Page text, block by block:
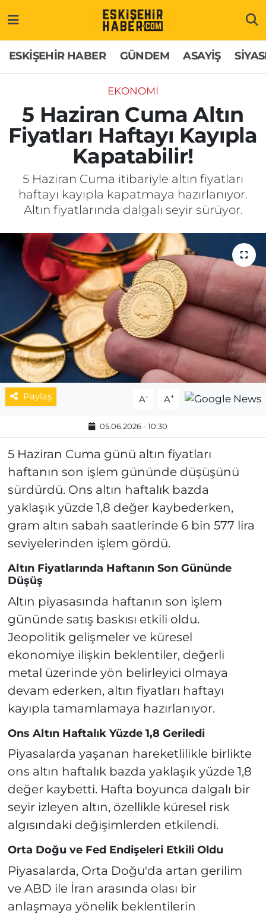
ESKİŞEHİR HABER GÜNDEM ASAYİŞ
EKONOMİ
5 Haziran Cuma Altın
Fiyatları Haftayı Kayıpla
Kapatabilir!
5 Haziran Cuma itibariyle altın fiyatları
haftayı kayıpla kapatmaya hazırlanıyor.
Altın fiyatlarında dalgalı seyir sürüyor.
Paylaş A- A+
05.06.2026 - 10:30
5 Haziran Cuma günü altın fiyatları
haftanın son işlem gününde düşüşünü
sürdürdü. Ons altın haftalık bazda
yaklaşık yüzde 1,8 değer kaybederken,
gram altın sabah saatlerinde 6 bin 577 lira
seviyelerinden işlem gördü.
Altın Fiyatlarında Haftanın Son Gününde
Düşüş
Altın piyasasında haftanın son işlem
gününde satış baskısı etkili oldu.
Jeopolitik gelişmeler ve küresel
ekonomiye ilişkin beklentiler, değerli
metal üzerinde yön belirleyici olmaya
devam ederken, altın fiyatları haftayı
kayıpla tamamlamaya hazırlanıyor.
Ons Altın Haftalık Yüzde 1,8 Geriledi
Piyasalarda yaşanan hareketlilikle birlikte
ons altın haftalık bazda yaklaşık yüzde 1,8
değer kaybetti. Hafta boyunca dalgalı bir
seyir izleyen altın, özellikle küresel risk
algısındaki değişimlerden etkilendi.
Orta Doğu ve Fed Endişeleri Etkili Oldu
Piyasalarda, Orta Doğu'da artan gerilim
ve ABD ile İran arasında olası bir
anlaşmaya yönelik beklentilerin
GÜNDEM
ASAYİŞ
SİYASET
EKONOMİ
SAĞLIK
SPOR
MAGAZİN
ESKİŞEHİRSPOR
Hakkımızda
İletişim
Künye
Odunpazarı Trafik Yoğunluk Haritası
Süper Lig Puan Durumu ve Fikstür
Tüm Manşetler
Son Dakika Haberleri
Haber Arşivi